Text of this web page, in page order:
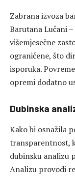
Zabrana izvoza
Barutana Lučani
višemjesečne
ograničene, što
isporuka.
opremi dodatno
Dubinska
Kako bi osnažila
transparentnost,
dubinsku analizu
Analizu provodi